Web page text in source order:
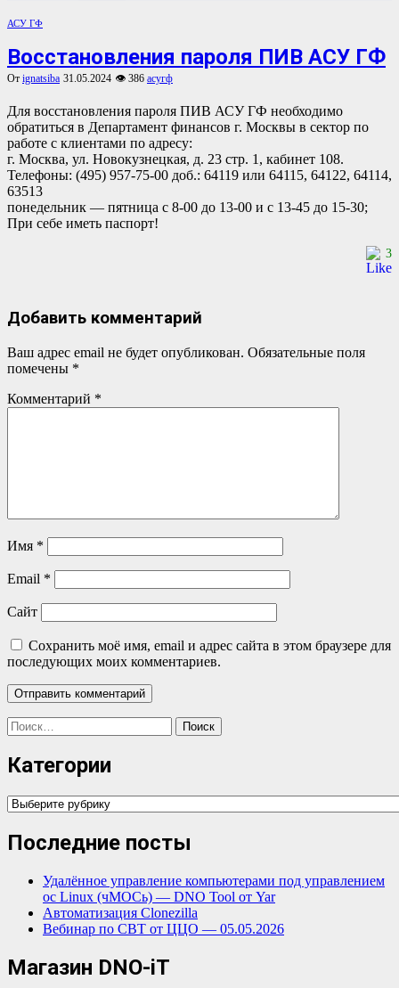
АСУ ГФ
Восстановления пароля ПИВ АСУ ГФ
От ignatsiba 31.05.2024 👁 386 асугф
Для восстановления пароля ПИВ АСУ ГФ необходимо
обратиться в Департамент финансов г. Москвы в сектор по
работе с клиентами по адресу:
г. Москва, ул. Новокузнецкая, д. 23 стр. 1, кабинет 108.
Телефоны: (495) 957-75-00 доб.: 64119 или 64115, 64122, 64114,
63513
понедельник — пятница с 8-00 до 13-00 и с 13-45 до 15-30;
При себе иметь паспорт!
3
Добавить комментарий
Ваш адрес email не будет опубликован. Обязательные поля
помечены *
Комментарий *
Имя *
Email *
Сайт
Сохранить моё имя, email и адрес сайта в этом браузере для
последующих моих комментариев.
Найти:
Категории
Категории
Последние посты
Удалённое управление компьютерами под управлением
ос Linux (чМОСь) — DNO Tool от Yar
Автоматизация Clonezilla
Вебинар по СВТ от ЦЦО — 05.05.2026
Магазин DNO-iT